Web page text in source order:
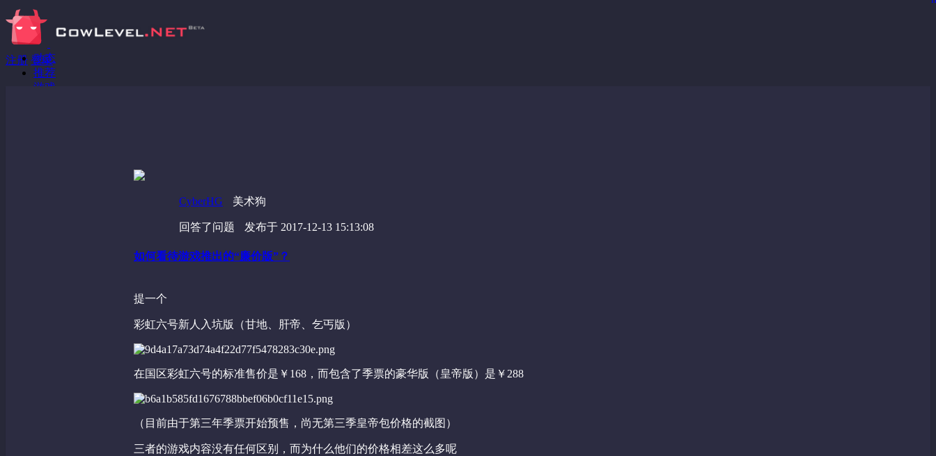
注册 登录
动态
推荐
游戏
CyberHG 美术狗
回答了问题 发布于 2017-12-13 15:13:08
如何看待游戏推出的“廉价版”？
提一个
彩虹六号新人入坑版（甘地、肝帝、乞丐版）
在国区彩虹六号的标准售价是￥168，而包含了季票的豪华版（皇帝版）是￥288
（目前由于第三年季票开始预售，尚无第三季皇帝包价格的截图）
三者的游戏内容没有任何区别，而为什么他们的价格相差这么多呢